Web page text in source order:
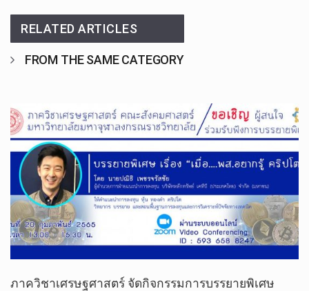
RELATED ARTICLES
FROM THE SAME CATEGORY
ภาควิชา​เศรษฐศาสตร์ จัดกิจกรรม​การบรรยาย​พิเศษ​